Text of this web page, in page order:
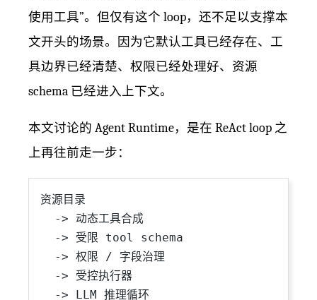
使用工具”。但仅有这个 loop，还不足以支撑本
文开头的场景。因为它默认工具已经存在、工
具边界已经清楚、权限已经处理好、资源
schema 已经进入上下文。
本文讨论的 Agent Runtime，是在 ReAct loop 之
上再往前走一步：
资源目录
  -> 动态工具合成
  -> 受限 tool schema
  -> 权限 / 字段治理
  -> 受控执行器
  -> LLM 推理循环